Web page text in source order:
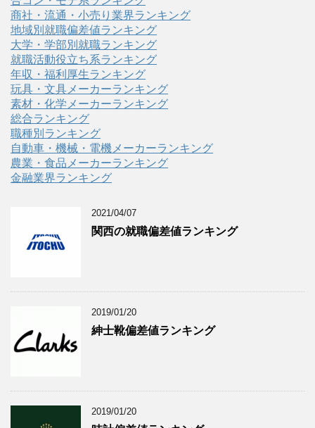
商社・流通・小売り業界ランキング
地域別就職偏差値ランキング
大学・学部別就職ランキング
就職活動役立ち系ランキング
年収・福利厚生ランキング
玩具・文具メーカーランキング
素材・化学メーカーランキング
総合ランキング
職種別ランキング
自動車・機械・電機メーカーランキング
農業・食品メーカーランキング
金融業界ランキング
2021/04/07
関西の就職偏差値ランキング
2019/01/20
紳士靴偏差値ランキング
2019/01/20